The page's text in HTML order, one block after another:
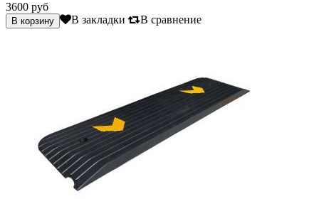
3600 руб
В закладки В сравнение